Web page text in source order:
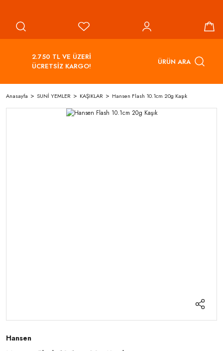
2.750 TL VE ÜZERİ
ÜCRETSİZ KARGO!
ÜRÜN ARA
Anasayfa SUNİ YEMLER KAŞIKLAR Hansen Flash 10.1cm 20g Kaşık
Hansen